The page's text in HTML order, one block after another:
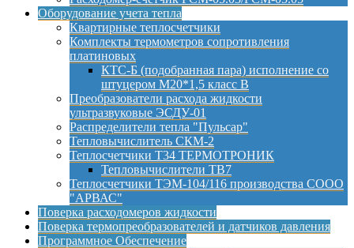
Оборудование учета тепла
Квартирные теплосчетчики
Комплекты термометров сопротивления
платиновых
КТС-Б (подобранная пара) исполнение со
штуцером М20*1,5 класс B
Преобразователи расхода жидкости
ультразвуковые ЭСДУ-01
Распределители тепла "Пульсар"
Тепловычислитель СКМ-2
Теплосчетчики Т34 ТЕРМОТРОНИК
Тепловычислители ТВ7
Теплосчетчики ТЭМ-104/116 производства СООО
"АРВАС"
Поверка расходомеров жидкости
Поверка термопреобразователей и датчиков давления
Программное Обеспечение